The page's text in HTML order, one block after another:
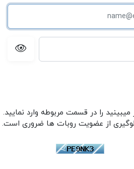
را در قسمت مربوطه وارد نمایید.
از عضویت روبات ها ضروری است.